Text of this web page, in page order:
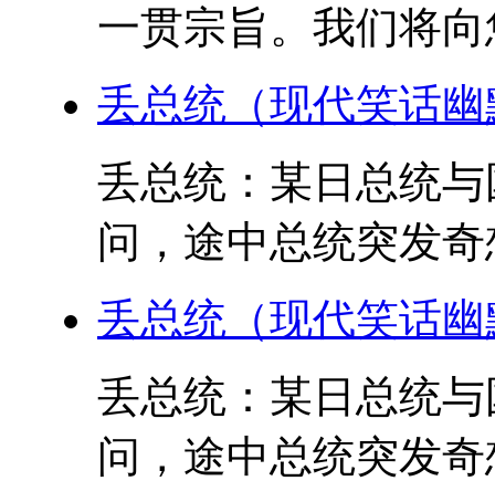
一贯宗旨。我们将
丢总统（现代笑话
丢总统：某日总统
问，途中总统突发
丢总统（现代笑话
丢总统：某日总统
问，途中总统突发